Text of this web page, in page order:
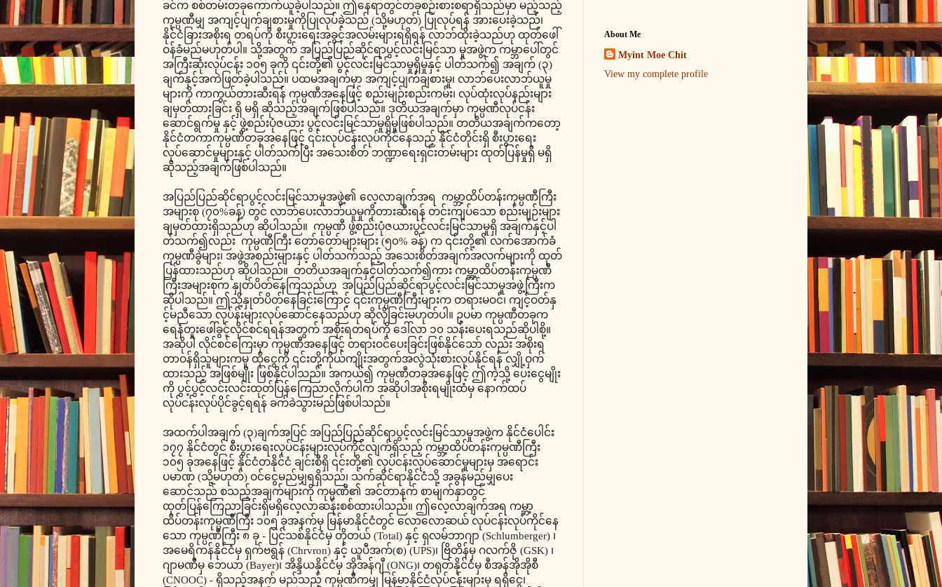
ခင်က စစ်တမ်းတခုကောက်ယူခဲ့ပါသည်။ ဤနေရာတွင်တခုစဉ်းစားစရာရှိသည်မှာ မည့်သည့်
ကုမ္ပဏီမျှ အကျင့်ပျက်ချစားမှုကိုပြုလုပ်ခဲ့သည် (သို့မဟုတ်) ပြုလုပ်ရန် အားပေးခဲ့သည်၊
နိုင်ငံခြားအစိုးရ တရပ်ကို စီးပွားရေးအခွင့်အလမ်းများရရှိရန် လာဘ်ထိုးခဲ့သည်ဟု ထုတ်ဖေါ်
ဝန်ခံမည်မဟုတ်ပါ။ သို့အတွက် အပြည်ပြည်ဆိုင်ရာပွင့်လင်းမြင်သာ မှုအဖွဲ့က ကမ္ဘာပေါ်တွင်
အကြီးဆုံးလုပ်ငန်း ၁၀၅ ခုကို ၎င်းတို့၏ ပွင့်လင်းမြင်သာမှုရှိမှုနှင့် ပါတ်သက်၍ အချက် (၃)
ချက်နှင့်အကဲဖြတ်ခဲ့ပါသည်။ ပထမအချက်မှာ အကျင့်ပျက်ချစားမှု၊ လာဘ်ပေးလာဘ်ယူမှု
များကို ကာကွယ်တားဆီးရန် ကုမ္ပဏီအနေဖြင့် စည်းမျဉ်းစည်းကမ်း၊ လုပ်ထုံးလုပ်နည်းများ
ချမှတ်ထားခြင်း ရှိ မရှိ ဆိုသည့်အချက်ဖြစ်ပါသည်။ ဒုတိယအချက်မှာ ကုမ္ပဏီလုပ်ငန်း
ဆောင်ရွက်မှု နှင့် ဖွဲ့စည်းပုံဇယား ပွင့်လင်းမြင်သာမှုရှိမှုဖြစ်ပါသည်။ တတိယအချက်ကတော့
နိုင်ငံတကာကုမ္ပဏီတခုအနေဖြင့် ၎င်းလုပ်ငန်းလုပ်ကိုင်နေသည့် နိုင်ငံတိုင်းရှိ စီးပွားရေး
လုပ်ဆောင်မှုများနှင့် ပါတ်သက်ပြီး အသေးစိတ် ဘဏ္ဍာရေးရှင်းတမ်းများ ထုတ်ပြန်မှုရှိ မရှိ
ဆိုသည့်အချက်ဖြစ်ပါသည်။
အပြည်ပြည်ဆိုင်ရာပွင့်လင်းမြင်သာမှုအဖွဲ့၏ လေ့လာချက်အရ ကမ္ဘာ့ထိပ်တန်းကုမ္ပဏီကြီး
အများစု (၇၀%ခန့်) တွင် လာဘ်ပေးလာဘ်ယူမှုကိုတားဆီးရန် တင်းကျပ်သော စည်းမျဉ်းများ
ချမှတ်ထားရှိသည်ဟု ဆိုပါသည်။ ကုမ္ပဏီ ဖွဲ့စည်းပုံဇယားပွင့်လင်းမြင်သာမှုရှိ အချက်နှင့်ပါ
တ်သက်၍လည်း ကုမ္ပဏီကြီး တော်တော်များများ (၅၀% ခန့်) က ၎င်းတို့၏ လက်အောက်ခံ
ကုမ္ပဏီခွဲများ၊ အဖွဲ့အစည်းများနှင့် ပါတ်သက်သည့် အသေးစိတ်အချက်အလက်များကို ထုတ်
ပြန်ထားသည်ဟု ဆိုပါသည်။ တတိယအချက်နှင့်ပါတ်သက်၍ကား ကမ္ဘာ့ထိပ်တန်းကုမ္ပဏီ
ကြီးအများစုက နှုတ်ပိတ်နေကြသည်ဟု အပြည်ပြည်ဆိုင်ရာပွင့်လင်းမြင်သာမှုအဖွဲ့ကြီးက
ဆိုပါသည်။ ဤသို့နှုတ်ပိတ်နေခြင်းကြောင့် ၎င်းကုမ္ပဏီကြီးများက တရားမဝင်၊ ကျင့်ဝတ်နှ
င့်မညီသော လုပ်န်းများလုပ်ဆောင်နေသည်ဟု ဆိုလိုခြင်းမဟုတ်ပါ။ ဥပမာ ကုမ္ပဏီတခုက
ရေနံတူးဖေါ်ခွင့်လိုင်စင်ရရန်အတွက် အစိုးရတရပ်ကို ဒေါ်လာ ၁၀ သန်းပေးရသည်ဆိုပါစို့။
အဆိုပါ လိုင်စင်ကြေးမှာ ကုမ္ပဏီအနေဖြင့် တရားဝင်ပေးခြင်းဖြစ်နိုင်သော် လည်း အစိုးရ
တာဝန်ရှိသူများကမူ ထိုငွေကို ၎င်းတို့ကိုယ်ကျိုးအတွက်အလွဲသုံးစားလုပ်နိုင်ရန် လျှို့ဝှက်
ထားသည့် အဖြစ်မျိုး ဖြစ်နိုင်ပါသည်။ အကယ်၍ ကုမ္ပဏီတခုအနေဖြင့် ဤကဲ့သို့ ပေးငွေမျိုး
ကို ပွင့်ပွင့်လင်းလင်းထုတ်ပြန်ကြေညာလိုက်ပါက အဆိုပါအစိုးရမျိုးထံမှ နောက်ထပ်
လုပ်ငန်းလုပ်ပိုင်ခွင့်ရရန် ခက်ခဲသွားမည်ဖြစ်ပါသည်။
အထက်ပါအချက် (၃)ချက်အပြင် အပြည်ပြည်ဆိုင်ရာပွင့်လင်းမြင်သာမှုအဖွဲ့က နိုင်ငံပေါင်း
၁၇၇ နိုင်ငံတွင် စီးပွားရေးလုပ်ငန်းများလုပ်ကိုင်လျက်ရှိသည့် ကမ္ဘာ့ထိပ်တန်းကုမ္ပဏီကြီး
၁၀၅ ခုအနေဖြင့် နိုင်ငံတနိုင်ငံ ချင်းစီရှိ ၎င်းတို့၏ လုပ်ငန်းလုပ်ဆောင်မှုများမှ အရောင်း
ပမာဏ (သို့မဟုတ်) ဝင်ငွေမည်မျှရရှိသည်၊ သက်ဆိုင်ရာနိုင်ငံသို့ အခွန်မည်မျှပေး
ဆောင်သည် စသည့်အချက်များကို ကုမ္ပဏီ၏ အင်တာနက် စာမျက်နှာတွင်
ထုတ်ပြန်ကြေညာခြင်းရှိမရှိလေ့လာဆန်းစစ်ထားပါသည်။ ဤလေ့လာချက်အရ ကမ္ဘာ့
ထိပ်တန်းကုမ္ပဏီကြီး ၁၀၅ ခုအနက်မှ မြန်မာနိုင်ငံတွင် လောလောဆယ် လုပ်ငန်းလုပ်ကိုင်နေ
သော ကုမ္ပဏီကြီး ၈ ခု - ပြင်သစ်နိုင်ငံမှ တိုတယ် (Total) နှင့် ရှလမ်ဘာဂျာ (Schlumberger) ၊
အမေရိကန်နိုင်ငံမှ ရှက်ဗရွန် (Chrvron) နှင့် ယူပီအက်(စ) (UPS)၊ ဗြိတိန်မှ ဂလက်ဇို (GSK) ၊
ဂျာမဏီမှ ဘေယာ (Bayer)၊ အိန္ဒိယနိုင်ငံမှ အိုအန်ဂျီ (ONG)၊ တရုတ်နိုင်ငံမှ စီအန်အိုအိုစီ
(CNOOC) - ရှိသည့်အနက် မည်သည့် ကုမ္ပဏီကမျှ မြန်မာနိုင်ငံလုပ်ငန်းများမှ ရရှိငွေ၊
About Me
Myint Moe Chit
View my complete profile